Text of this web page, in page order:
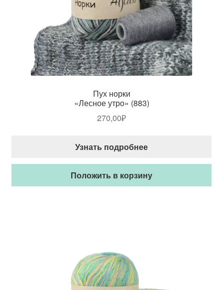
Пух норки
«Лесное утро» (883)
270,00₽
Узнать подробнее
Положить в корзину